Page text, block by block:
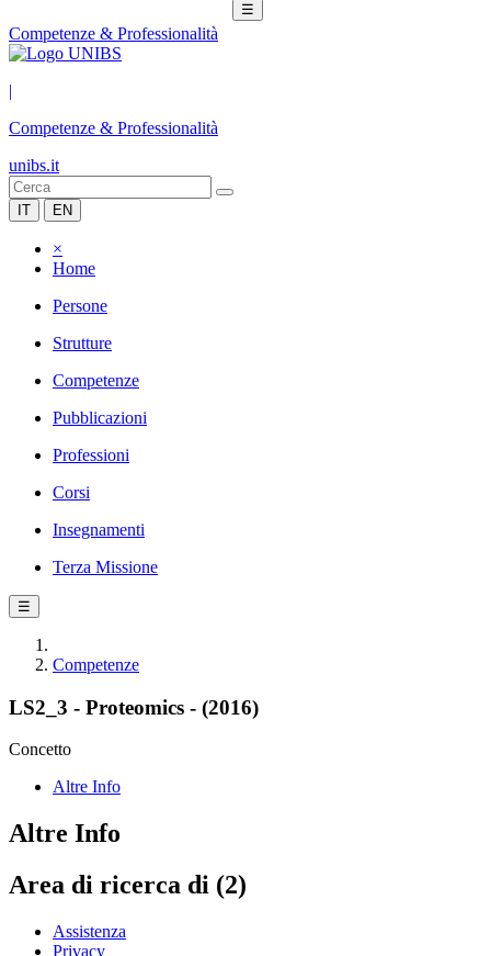
☰
Competenze & Professionalità
|
Competenze & Professionalità
unibs.it
IT EN
×
Home
Persone
Strutture
Competenze
Pubblicazioni
Professioni
Corsi
Insegnamenti
Terza Missione
☰
Competenze
LS2_3 - Proteomics - (2016)
Concetto
Altre Info
Altre Info
Area di ricerca di (2)
Assistenza
Privacy